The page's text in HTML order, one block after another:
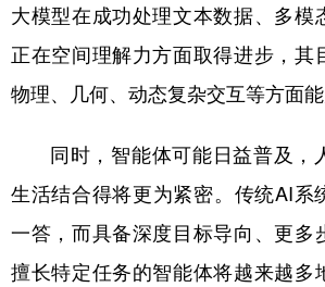
广东 广西 海南
四川 贵州 云南
陕西 甘肃 青海
新疆 内蒙古 黑龙江
多语种频道
English Español
大模型在成功处理文本数据、多模
正在空间理解力方面取得进步，其
物理、几何、动态复杂交互等方面能
同时，智能体可能日益普及，
生活结合得将更为紧密。传统AI系
一答，而具备深度目标导向、更多
擅长特定任务的智能体将越来越多